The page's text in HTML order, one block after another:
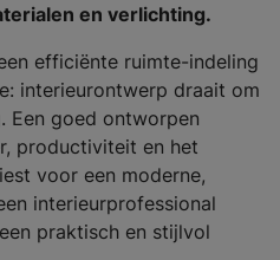
en verlichting.
efficiënte ruimte-indeling
interieurontwerp draait om
Een goed ontworpen
productiviteit en het
voor een moderne,
interieurprofessional
praktisch en stijlvol